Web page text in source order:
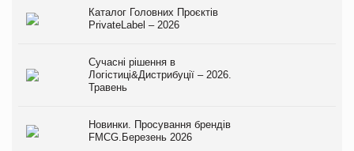
Каталог Головних Проєктів
PrivateLabel – 2026
Сучасні рішення в
Логістиці&Дистрибуції – 2026.
Травень
Новинки. Просування брендів
FMCG.Березень 2026